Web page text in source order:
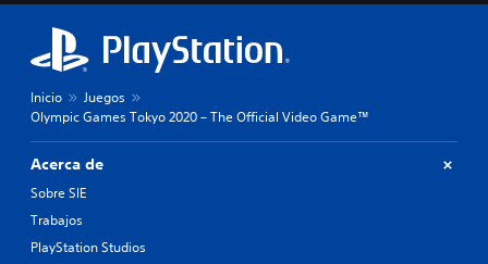
Inicio
Juegos
Olympic Games Tokyo 2020 – The Official Video Game™
Acerca de
Sobre SIE
Trabajos
PlayStation Studios